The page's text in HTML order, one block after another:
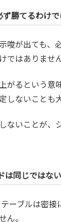
勝てるわけ
唆が出ても、
ではありません
がるという意
しないことも
ないことが、
は同じではない
ーブルは密接
ん。